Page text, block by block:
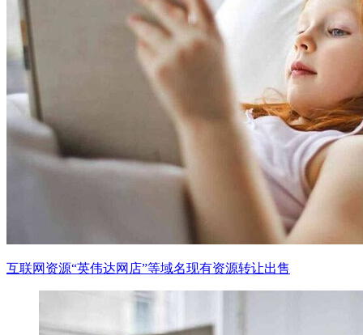
互联网资源“英伟达网店”等域名现有资源转让出售